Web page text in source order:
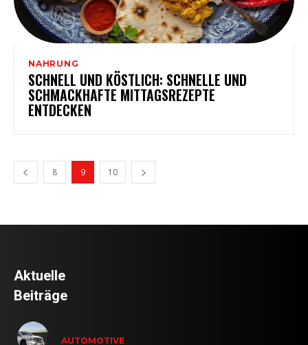
NAHRUNG
SCHNELL UND KÖSTLICH: SCHNELLE UND
SCHMACKHAFTE MITTAGSREZEPTE
ENTDECKEN
8 9 10
Aktuelle
Beiträge
AUTOMOTIVE